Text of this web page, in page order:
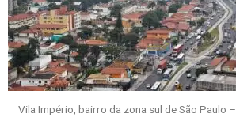
Vila Império, bairro da zona sul de São Paulo –